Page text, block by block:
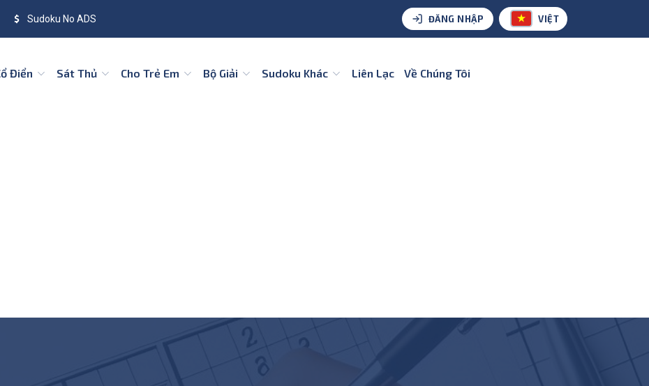
Sudoku No ADS ĐĂNG NHẬP VIỆT
Cổ Điển Sát Thủ Cho Trẻ Em Bộ Giải Sudoku Khác Liên Lạc Về Chúng Tôi